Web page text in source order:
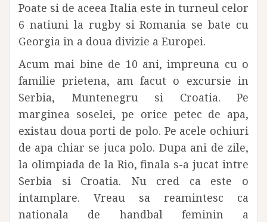
Poate si de aceea Italia este in turneul celor
6 natiuni la rugby si Romania se bate cu
Georgia in a doua divizie a Europei.
Acum mai bine de 10 ani, impreuna cu o
familie prietena, am facut o excursie in
Serbia, Muntenegru si Croatia. Pe
marginea soselei, pe orice petec de apa,
existau doua porti de polo. Pe acele ochiuri
de apa chiar se juca polo. Dupa ani de zile,
la olimpiada de la Rio, finala s-a jucat intre
Serbia si Croatia. Nu cred ca este o
intamplare. Vreau sa reamintesc ca
nationala de handbal feminin a